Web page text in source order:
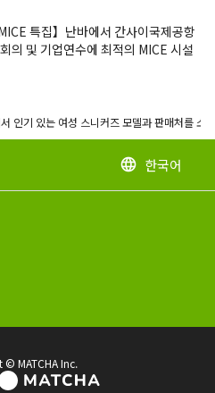
특집】난바에서 간사이국제공항
의 및 기업연수에 최적의 MICE 시설
인기 있는 여성 스니커즈 모델과 판매처를 소
language 한국어
MATCHA Inc.